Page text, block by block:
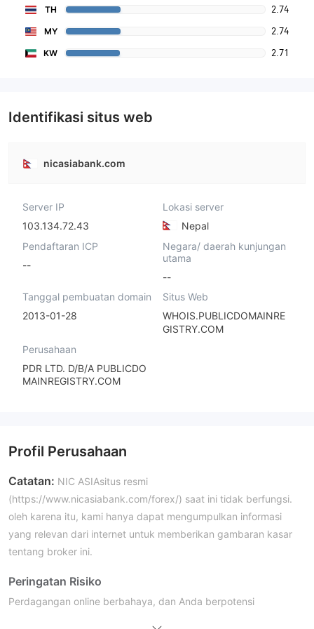
TH 2.74
MY 2.74
KW 2.71
Identifikasi situs web
nicasiabank.com
Server IP
103.134.72.43
Lokasi server
Nepal
Pendaftaran ICP
--
Negara/ daerah kunjungan
utama
--
Tanggal pembuatan domain
2013-01-28
Situs Web
WHOIS.PUBLICDOMAINRE
GISTRY.COM
Perusahaan
PDR LTD. D/B/A PUBLICDO
MAINREGISTRY.COM
Profil Perusahaan
Catatan: NIC ASIAsitus resmi
(https://www.nicasiabank.com/forex/) saat ini tidak berfungsi.
oleh karena itu, kami hanya dapat mengumpulkan informasi
yang relevan dari internet untuk memberikan gambaran kasar
tentang broker ini.
Peringatan Risiko
Perdagangan online berbahaya, dan Anda berpotensi